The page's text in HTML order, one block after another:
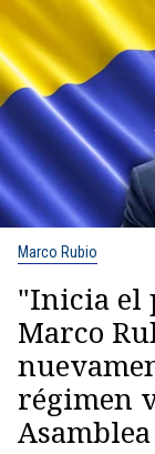
Marco Rubio
"Inicia el
Marco
régimen